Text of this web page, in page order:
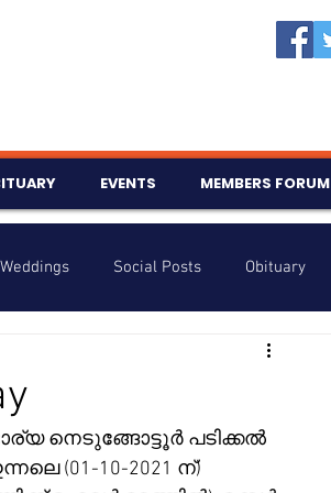
EVENTS MEMBERS FORUM
Weddings Social Posts Obituary
Birthdays
നെടുങ്ങോട്ടൂർ പടിക്കൽ
(01-10-2021 ന്)